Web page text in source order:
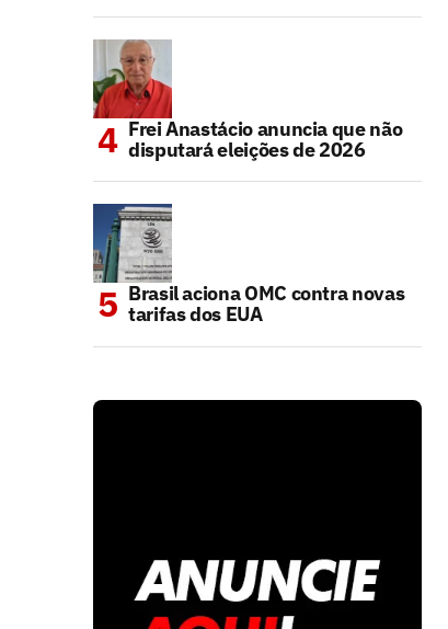
Frei Anastácio anuncia que não
disputará eleições de 2026
Brasil aciona OMC contra novas
tarifas dos EUA